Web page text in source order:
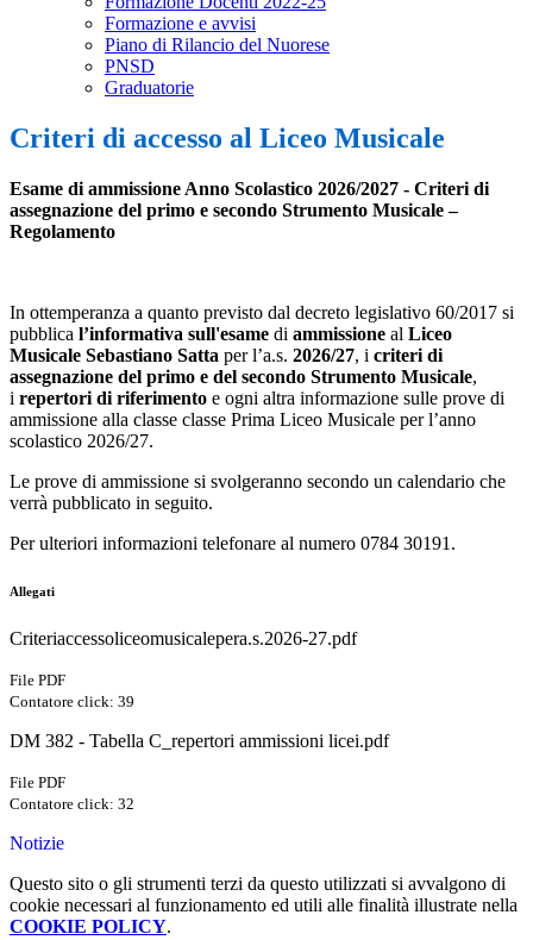
Formazione e avvisi
Piano di Rilancio del Nuorese
PNSD
Graduatorie
Criteri di accesso al Liceo Musicale
Esame di ammissione Anno Scolastico 2026/2027 - Criteri di
assegnazione del primo e secondo Strumento Musicale –
Regolamento
In ottemperanza a quanto previsto dal decreto legislativo 60/2017 si
pubblica l’informativa sull'esame di ammissione al Liceo
Musicale Sebastiano Satta per l’a.s. 2026/27, i criteri di
assegnazione del primo e del secondo Strumento Musicale,
i repertori di riferimento e ogni altra informazione sulle prove di
ammissione alla classe classe Prima Liceo Musicale per l’anno
scolastico 2026/27.
Le prove di ammissione si svolgeranno secondo un calendario che
verrà pubblicato in seguito.
Per ulteriori informazioni telefonare al numero 0784 30191.
Allegati
Criteriaccessoliceomusicalepera.s.2026-27.pdf
File PDF
Contatore click: 39
DM 382 - Tabella C_repertori ammissioni licei.pdf
File PDF
Contatore click: 32
Notizie
Questo sito o gli strumenti terzi da questo utilizzati si avvalgono di
cookie necessari al funzionamento ed utili alle finalità illustrate nella
COOKIE POLICY.